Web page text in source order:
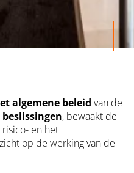
algemene beleid van de
, bewaakt de
en het
op de werking van de